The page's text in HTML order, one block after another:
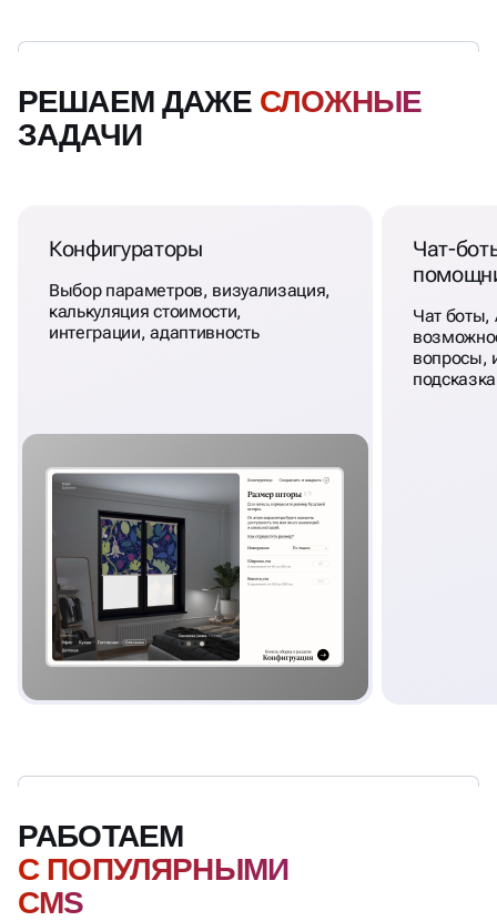
РЕШАЕМ ДАЖЕ СЛОЖНЫЕ
ЗАДАЧИ
Конфигураторы
Выбор параметров, визуализация,
калькуляция стоимости,
интеграции, адаптивность
Чат-
Чат боты,
вопросы,
РАБОТАЕМ
С ПОПУЛЯРНЫМИ
CMS